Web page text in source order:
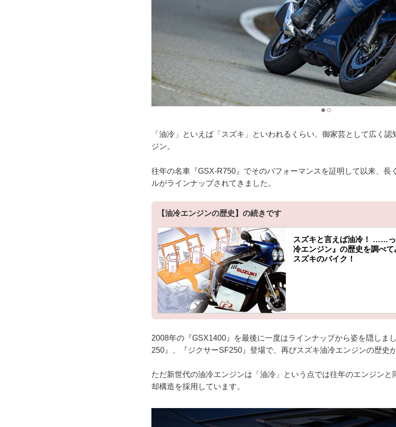
「油冷」といえば「スズキ」といわれるくらい、御家芸として広く
ジン。
往年の名車『GSX-R750』でそのパフォーマンスを証明して以来、長
ルがラインナップされてきました。
【油冷エンジンの歴史】の続きです
スズキと言えば油冷！ ……
冷エンジン』の歴史を調べ
スズキのバイク！
2008年の『GSX1400』を最後に一度はラインナップから姿を隠しま
250』、『ジクサーSF250』登場で、再びスズキ油冷エンジンの歴史
ただ新世代の油冷エンジンは「油冷」という点では往年のエンジン
却構造を採用しています。